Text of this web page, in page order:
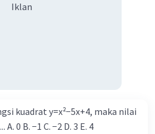
Iklan
kuadrat y=x²−5x+4, maka nilai
0 B. −1 C. −2 D. 3 E. 4